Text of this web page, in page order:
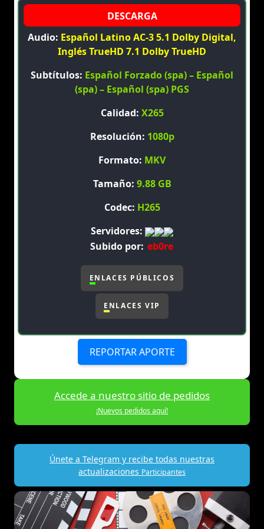
Audio: Español Latino AC-3 5.1 Dolby Digital,
Inglés TrueHD 7.1 Dolby TrueHD
Subtítulos: Español Forzado (spa) – Español
(spa) – Español (spa) PGS
Calidad: X265
Resolución: 1080p
Formato: MKV
Tamaño: 9.88 GB
Codec: H265
Servidores:
Subido por: eb0re
ENLACES PÚBLICOS
ENLACES VIP
REPORTAR APORTE
Accede a nuestro sitio de pedidos
¡Nuevos pedidos aquí!
Únete a Telegram y recibe todas nuestras
actualizaciones Participantes